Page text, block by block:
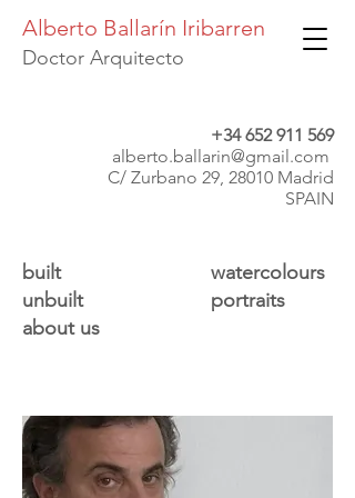
Alberto Ballarín Iribarren
unbuilt
about us
Doctor Arquitecto
built
+34 652 911 569
alberto.ballarin@gmail.com
C/ Zurbano 29, 28010 Madrid
SPAIN
watercolours
portraits